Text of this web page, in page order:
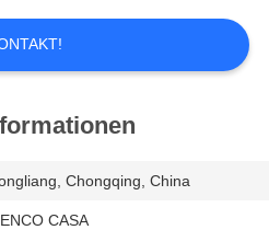
Chongqing, China
CASA